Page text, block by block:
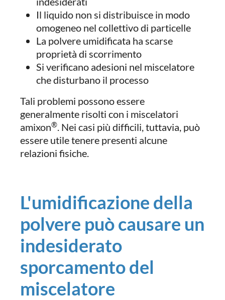
Il liquido non si distribuisce in modo
omogeneo nel collettivo di particelle
La polvere umidificata ha scarse
proprietà di scorrimento
Si verificano adesioni nel miscelatore
che disturbano il processo
Tali problemi possono essere
generalmente risolti con i miscelatori
amixon®. Nei casi più difficili, tuttavia, può
essere utile tenere presenti alcune
relazioni fisiche.
L'umidificazione della
polvere può causare un
indesiderato
sporcamento del
miscelatore